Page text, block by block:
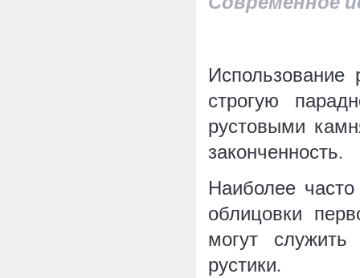
Использование
строгую
рустовыми
законченность.
Наиболее
облицовки
могут
рустики.